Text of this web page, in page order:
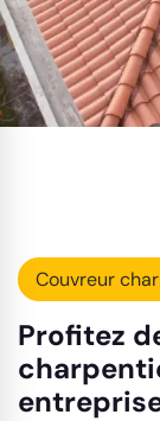
Couvreur
Profitez